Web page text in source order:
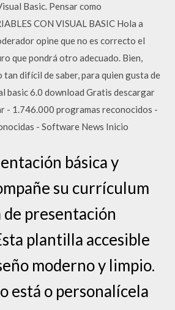
Basic. Pensar como
CON VISUAL BASIC Hola a
opine que no es correcto el
que pondrá otro adecuado. Bien,
tan difícil de saber, para quien gusta de
basic 6.0 download Gratis descargar
- 1.746.000 programas reconocidos -
- Software News Inicio
básica y
su currículum
presentación
plantilla accesible
moderno y limpio.
está o personalícela